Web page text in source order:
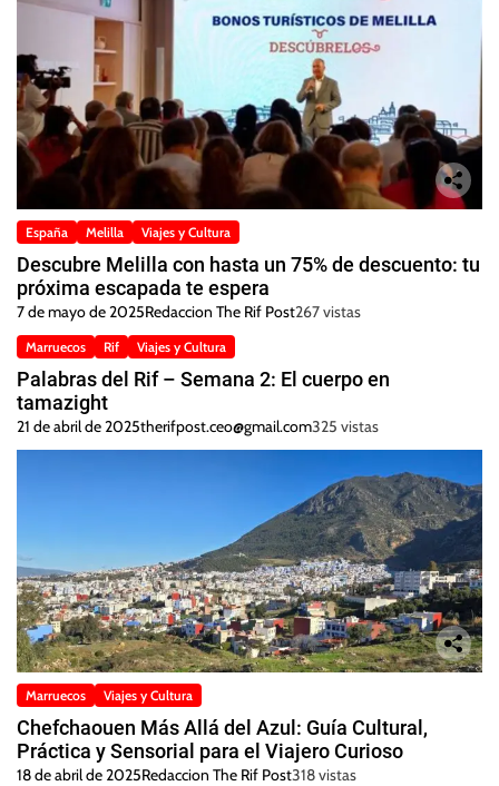
España Melilla Viajes y Cultura
Descubre Melilla con hasta un 75% de descuento: tu
próxima escapada te espera
7 de mayo de 2025Redaccion The Rif Post267 vistas
Marruecos Rif Viajes y Cultura
Palabras del Rif – Semana 2: El cuerpo en
tamazight
21 de abril de 2025therifpost.ceo@gmail.com325 vistas
Marruecos Viajes y Cultura
Chefchaouen Más Allá del Azul: Guía Cultural,
Práctica y Sensorial para el Viajero Curioso
18 de abril de 2025Redaccion The Rif Post318 vistas